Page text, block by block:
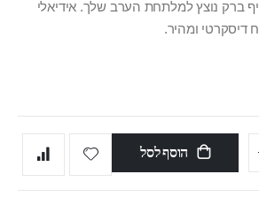
ברק נוצץ למלתחת הערב שלך. אידיאלי
דיסקרטי ומהיר.
הוסף לסל